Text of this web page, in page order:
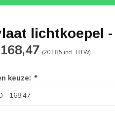
lichtkoepel
168,47 (203.85 incl. BTW)
keuze: *